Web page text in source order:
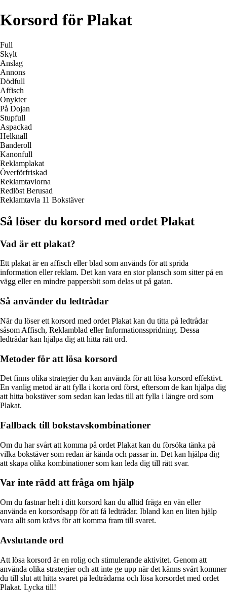
Korsord för Plakat
Full
Skylt
Anslag
Annons
Dödfull
Affisch
Onykter
På Dojan
Stupfull
Aspackad
Helknall
Banderoll
Kanonfull
Reklamplakat
Överförfriskad
Reklamtavlorna
Redlöst Berusad
Reklamtavla 11 Bokstäver
Så löser du korsord med ordet Plakat
Vad är ett plakat?
Ett plakat är en affisch eller blad som används för att sprida
information eller reklam. Det kan vara en stor plansch som sitter på en
vägg eller en mindre pappersbit som delas ut på gatan.
Så använder du ledtrådar
När du löser ett korsord med ordet Plakat kan du titta på ledtrådar
såsom Affisch, Reklamblad eller Informationsspridning. Dessa
ledtrådar kan hjälpa dig att hitta rätt ord.
Metoder för att lösa korsord
Det finns olika strategier du kan använda för att lösa korsord effektivt.
En vanlig metod är att fylla i korta ord först, eftersom de kan hjälpa dig
att hitta bokstäver som sedan kan ledas till att fylla i längre ord som
Plakat.
Fallback till bokstavskombinationer
Om du har svårt att komma på ordet Plakat kan du försöka tänka på
vilka bokstäver som redan är kända och passar in. Det kan hjälpa dig
att skapa olika kombinationer som kan leda dig till rätt svar.
Var inte rädd att fråga om hjälp
Om du fastnar helt i ditt korsord kan du alltid fråga en vän eller
använda en korsordsapp för att få ledtrådar. Ibland kan en liten hjälp
vara allt som krävs för att komma fram till svaret.
Avslutande ord
Att lösa korsord är en rolig och stimulerande aktivitet. Genom att
använda olika strategier och att inte ge upp när det känns svårt kommer
du till slut att hitta svaret på ledtrådarna och lösa korsordet med ordet
Plakat. Lycka till!